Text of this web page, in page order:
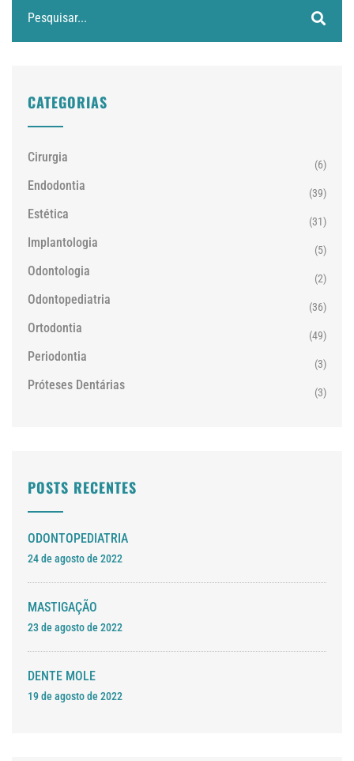
CATEGORIAS
Cirurgia (6)
Endodontia (39)
Estética (31)
Implantologia (5)
Odontologia (2)
Odontopediatria (36)
Ortodontia (49)
Periodontia (3)
Próteses Dentárias (3)
POSTS RECENTES
ODONTOPEDIATRIA
24 de agosto de 2022
MASTIGAÇÃO
23 de agosto de 2022
DENTE MOLE
19 de agosto de 2022